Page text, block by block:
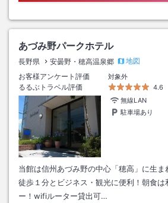
あづみ野パークホテル
長野県 安曇野・穂高温泉郷
地図
お客様アンケート評価
対象外
るるぶトラベル評価
4.6
無線LAN
駐車場あり
当館は信州あづみ野の中心「穂高」に生ま
徒歩１分とビジネス・観光に便利！朝食は
ー！wifiルーター貸出可…